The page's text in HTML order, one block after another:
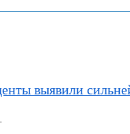
выявили